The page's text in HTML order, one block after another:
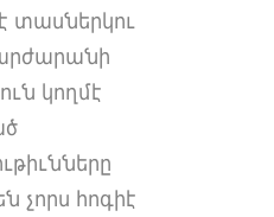
տասներկու
կողմէ
չորս հոգիէ